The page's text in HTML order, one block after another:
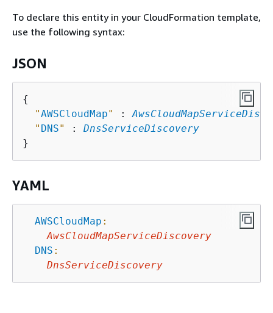
To declare this entity in your CloudFormation template,
use the following syntax:
JSON
{
"AWSCloudMap" :
" DNS" : DnsServiceDiscovery
YAML
AWSCloudMap :
AwsCloudMapServiceDiscovery
DNS :
DnsServiceDiscovery